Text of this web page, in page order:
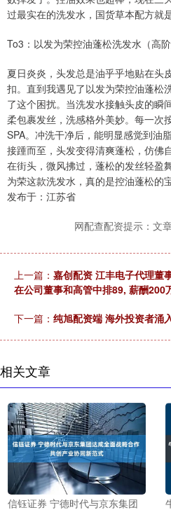
过最实在的洗发水，国货草本配方就
To3：以发为荣控油蓬松洗发水（高阶
夏日炎炎，头发总是油乎乎地贴在头
扣。直到我遇见了以发为荣控油蓬松
了这个困扰。当洗发水接触头皮的瞬
柔包裹发丝，洗感格外美妙。每一次
SPA。冲洗干净后，能明显感觉到油
接踵而至，头发变得清爽蓬松，仿佛
在街头，微风拂过，蓬松的发丝轻盈
为荣这款洗发水，真的是控油蓬松的
发布于：江苏省
网配查配资提示：文
上一篇： 嘉创配资 江丰电子代理董
在公司董事和高管中排89, 薪酬200
下一篇： 纯旭配资端 海外投资者涌
相关文章
信钰证券 宁德时代与京东集团